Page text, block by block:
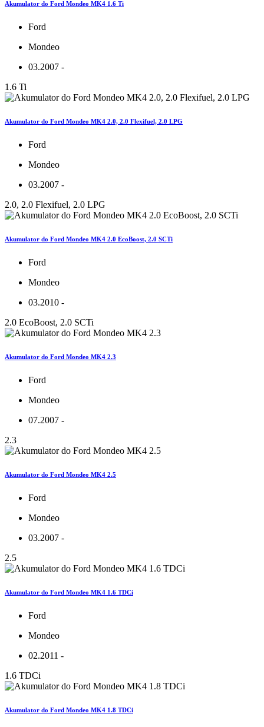
Akumulator do Ford Mondeo MK4 1.6 Ti
Ford
Mondeo
03.2007 -
1.6 Ti
Akumulator do Ford Mondeo MK4 2.0, 2.0 Flexifuel, 2.0 LPG
Ford
Mondeo
03.2007 -
2.0, 2.0 Flexifuel, 2.0 LPG
Akumulator do Ford Mondeo MK4 2.0 EcoBoost, 2.0 SCTi
Ford
Mondeo
03.2010 -
2.0 EcoBoost, 2.0 SCTi
Akumulator do Ford Mondeo MK4 2.3
Ford
Mondeo
07.2007 -
2.3
Akumulator do Ford Mondeo MK4 2.5
Ford
Mondeo
03.2007 -
2.5
Akumulator do Ford Mondeo MK4 1.6 TDCi
Ford
Mondeo
02.2011 -
1.6 TDCi
Akumulator do Ford Mondeo MK4 1.8 TDCi